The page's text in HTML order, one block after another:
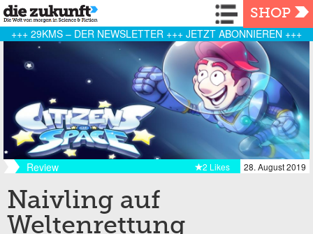
Navigation
SHOP
+++ 29KMS – DER NEWSLETTER +++ JETZT ABONNIEREN +++
Review 28. August 2019
2 Likes
Naivling auf
Weltenrettung